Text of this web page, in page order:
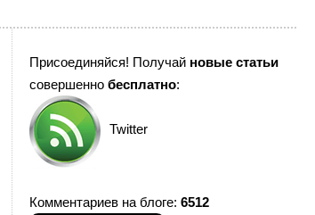
Присоединяйся! Получай новые статьи
совершенно бесплатно:
Twitter
Комментариев на блоге: 6512